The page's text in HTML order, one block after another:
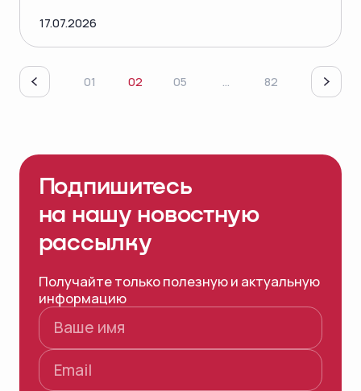
17.07.2026
01 02 05 ... 82
Подпишитесь
на нашу новостную
рассылку
Получайте только полезную и актуальную
информацию